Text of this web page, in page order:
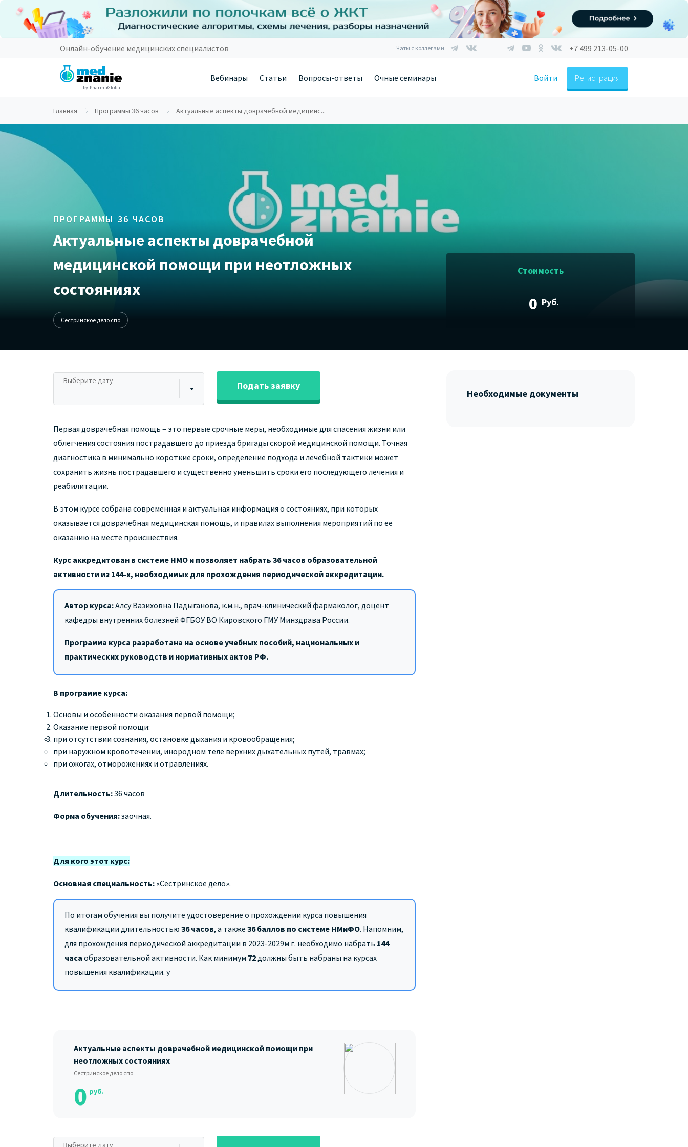
Онлайн-обучение медицинских специалистов Чаты с коллегами +7 499 213-05-00
by PharmaGlobal
Вебинары Статьи Вопросы-ответы Очные семинары Войти Регистрация
Главная Программы 36 часов Актуальные аспекты доврачебной медицинс...
ПРОГРАММЫ 36 ЧАСОВ
Актуальные аспекты доврачебной
медицинской помощи при неотложных
состояниях
Сестринское дело спо
Стоимость
0 Руб.
Выберите дату Подать заявку
Первая доврачебная помощь – это первые срочные меры, необходимые для спасения жизни или
облегчения состояния пострадавшего до приезда бригады скорой медицинской помощи. Точная
диагностика в минимально короткие сроки, определение подхода и лечебной тактики может
сохранить жизнь пострадавшего и существенно уменьшить сроки его последующего лечения и
реабилитации.
В этом курсе собрана современная и актуальная информация о состояниях, при которых
оказывается доврачебная медицинская помощь, и правилах выполнения мероприятий по ее
оказанию на месте происшествия.
Курс аккредитован в системе НМО и позволяет набрать 36 часов образовательной
активности из 144-х, необходимых для прохождения периодической аккредитации.
Автор курса:Алсу Вазиховна Падыганова, к.м.н., врач-клинический фармаколог, доцент
кафедры внутренних болезней ФГБОУ ВО Кировского ГМУ Минздрава России.
Программа курса разработана на основе учебных пособий, национальных и
практических руководств и нормативных актов РФ.
В программе курса:
Основы и особенности оказания первой помощи;
Оказание первой помощи:
при отсутствии сознания, остановке дыхания и кровообращения;
при наружном кровотечении, инородном теле верхних дыхательных путей, травмах;
при ожогах, отморожениях и отравлениях.
Длительность:36 часов
Форма обучения:заочная.
Для кого этот курс:
Основная специальность: «Сестринское дело».
По итогам обучения вы получите удостоверение о прохождении курса повышения
квалификации длительностью 36 часов, а также 36 баллов по системе НМиФО. Напомним,
для прохождения периодической аккредитации в 2023-2029м г. необходимо набрать 144
часа образовательной активности. Как минимум 72 должны быть набраны на курсах
повышения квалификации. у
Актуальные аспекты доврачебной медицинской помощи при
неотложных состояниях
Сестринское дело спо
0 руб.
Выберите дату
Необходимые документы